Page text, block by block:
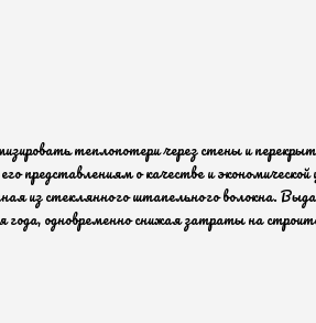
теплопотери через стены и
о качестве и экономической
из стеклянного штапельного волокна.
одновременно снижая затраты на